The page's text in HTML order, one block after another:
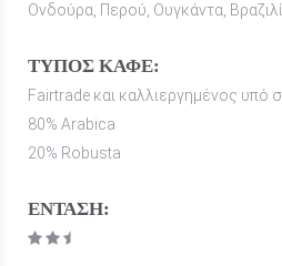
Ονδούρα, Περού, Ουγκάντα,
ΤΥΠΟΣ ΚΑΦΕ:
Fairtrade και καλλιεργημένος υπό
80% Arabica
20% Robusta
ΕΝΤΑΣΗ: